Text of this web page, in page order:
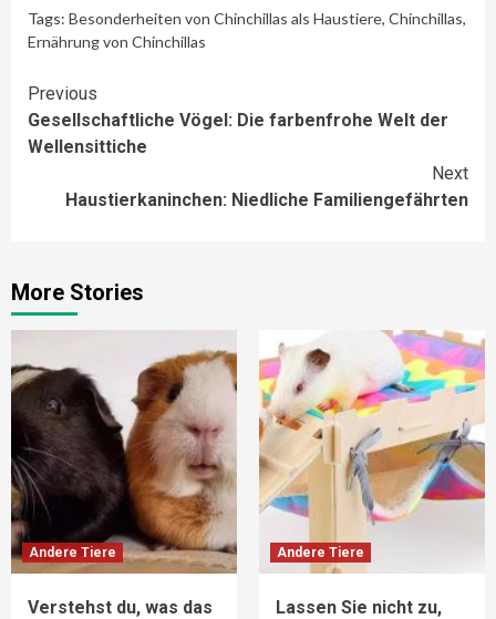
Tags: Besonderheiten von Chinchillas als Haustiere, Chinchillas,
Ernährung von Chinchillas
Continue
Reading
Previous
Gesellschaftliche Vögel: Die farbenfrohe Welt der
Wellensittiche
Next
Haustierkaninchen: Niedliche Familiengefährten
More Stories
Andere Tiere
Verstehst du, was das
Andere Tiere
Lassen Sie nicht zu,